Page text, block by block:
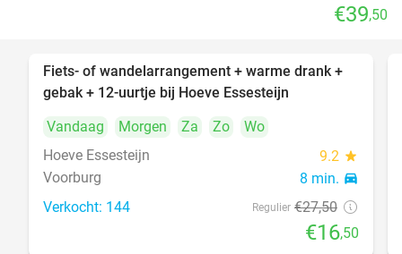
€39,50
40%
Fiets- of wandelarrangement + warme drank +
gebak + 12-uurtje bij Hoeve Essesteijn
Vandaag
Morgen Za Zo
Wo
Hoeve Essesteijn
9.2 star
Voorburg 8 min. directions_car
Verkocht: 144 Regulier €27,50
€16,50